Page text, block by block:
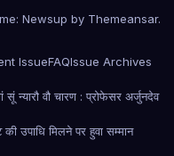
Newsup by Themeansar.
IssueFAQIssue Archives
सूं न्यारौ वौ चारण : प्रोफेसर अर्जुनदेव
उपाधि मिलने पर हुवा सम्मान